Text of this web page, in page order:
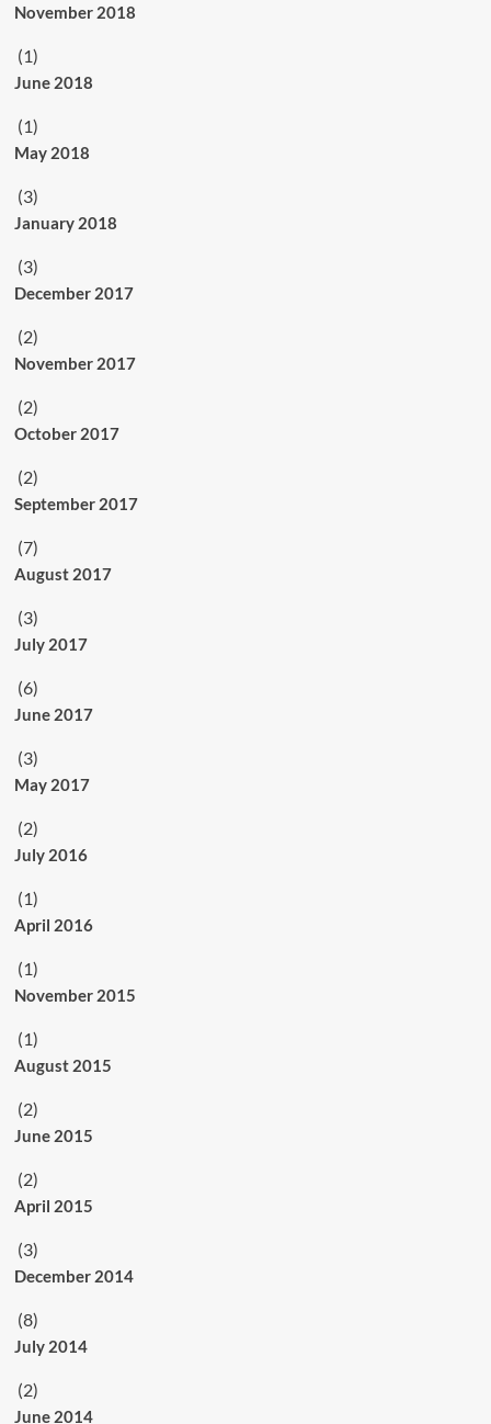
November 2018
(1)
June 2018
(1)
May 2018
(3)
January 2018
(3)
December 2017
(2)
November 2017
(2)
October 2017
(2)
September 2017
(7)
August 2017
(3)
July 2017
(6)
June 2017
(3)
May 2017
(2)
July 2016
(1)
April 2016
(1)
November 2015
(1)
August 2015
(2)
June 2015
(2)
April 2015
(3)
December 2014
(8)
July 2014
(2)
June 2014